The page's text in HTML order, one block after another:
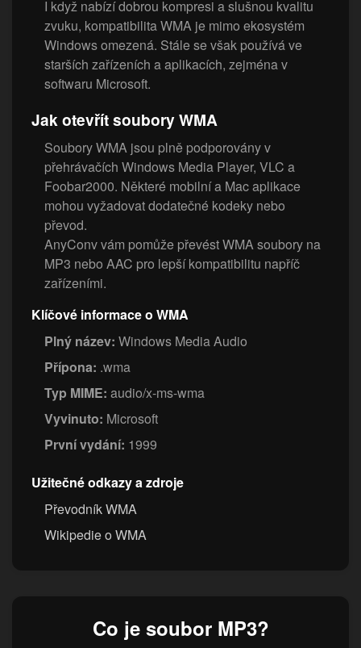
I když nabízí dobrou kompresi a slušnou kvalitu
zvuku, kompatibilita WMA je mimo ekosystém
Windows omezená. Stále se však používá ve
starších zařízeních a aplikacích, zejména v
softwaru Microsoft.
Jak otevřít soubory WMA
Soubory WMA jsou plně podporovány v
přehrávačích Windows Media Player, VLC a
Foobar2000. Některé mobilní a Mac aplikace
mohou vyžadovat dodatečné kodeky nebo
převod.
AnyConv vám pomůže převést WMA soubory na
MP3 nebo AAC pro lepší kompatibilitu napříč
zařízeními.
Klíčové informace o WMA
Plný název: Windows Media Audio
Přípona: .wma
Typ MIME: audio/x-ms-wma
Vyvinuto: Microsoft
První vydání: 1999
Užitečné odkazy a zdroje
Převodník WMA
Wikipedie o WMA
Co je soubor MP3?